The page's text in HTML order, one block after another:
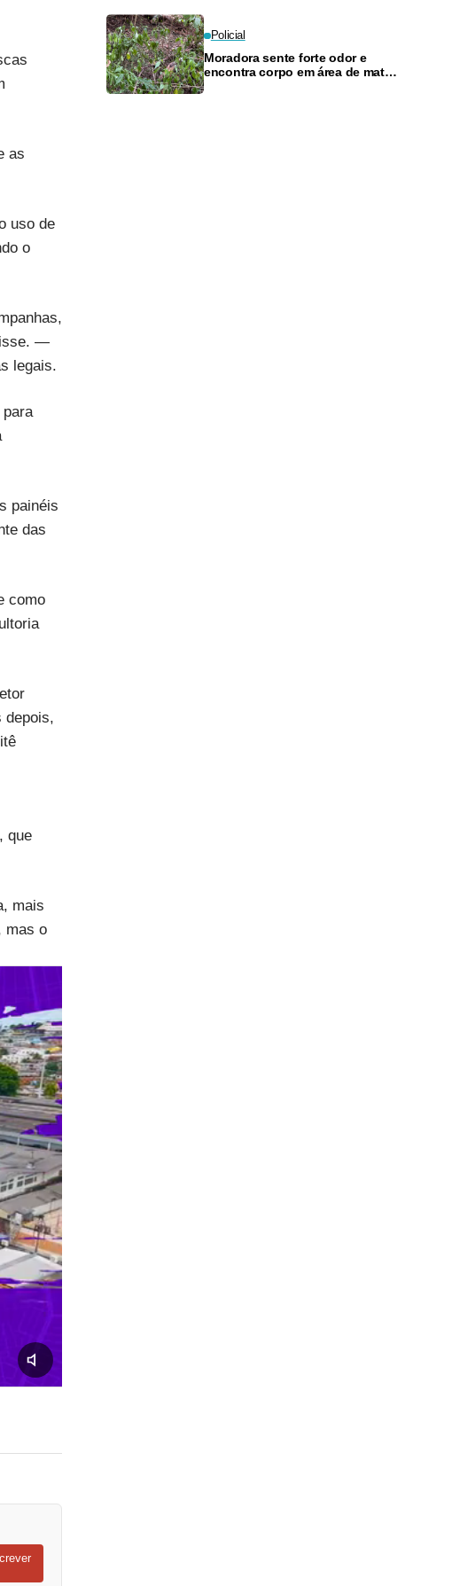
as
uso de
o
—
legais.
painéis
das
como
depois,
que
mais
mas o
Policial
Moradora sente forte odor e
encontra corpo em área de mata